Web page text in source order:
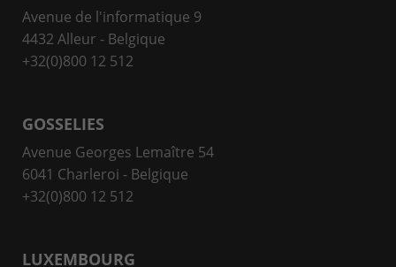
Avenue de l'informatique 9
4432 Alleur - Belgique
+32(0)800 12 512
GOSSELIES
Avenue Georges Lemaître 54
6041 Charleroi - Belgique
+32(0)800 12 512
LUXEMBOURG